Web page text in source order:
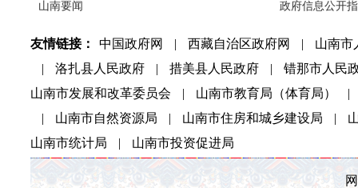
山南要闻 政府信息公开
友情链接： 中国政府网 | 西藏自治区政府网 |
山南市
|
洛扎县人民政府 | 措美县人民政府 |
错那市人民
山南市发展和改革委员会
| 山南市教育局（体育局）
|
|
山南市自然资源局 | 山南市住房和城乡建设局 |
山南市统计局
| 山南市投资促进局